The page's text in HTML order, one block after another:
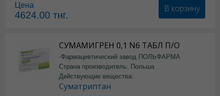
Цена
4624.00 тнг.
В корзину
СУМАМИГРЕН 0,1 N6 ТАБЛ П/О
-Фармацевтический завод ПОЛЬФАРМА
Страна производитель: Польша
Действующие вещества:
Суматриптан